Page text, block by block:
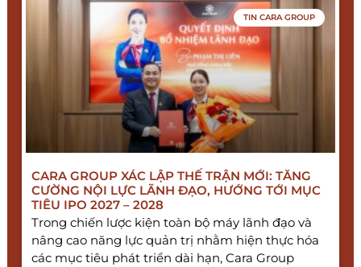
TIN CARA GROUP
CARA GROUP XÁC LẬP THẾ TRẬN MỚI: TĂNG
CƯỜNG NỘI LỰC LÃNH ĐẠO, HƯỚNG TỚI MỤC
TIÊU IPO 2027 – 2028
Trong chiến lược kiện toàn bộ máy lãnh đạo và
nâng cao năng lực quản trị nhằm hiện thực hóa
các mục tiêu phát triển dài hạn, Cara Group